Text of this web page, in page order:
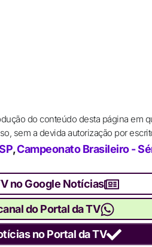
do conteúdo desta página em
sem a devida autorização por
,Campeonato Brasileiro -
no Google Notícias
do Portal da TV
no Portal da TV